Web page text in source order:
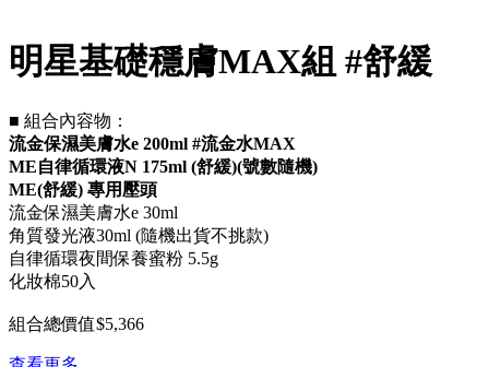
明星基礎穩膚MAX組 #舒緩
■ 組合內容物：
流金保濕美膚水e 200ml #流金水MAX
ME自律循環液N 175ml (舒緩)(號數隨機)
ME(舒緩) 專用壓頭
流金保濕美膚水e 30ml
角質發光液30ml (隨機出貨不挑款)
自律循環夜間保養蜜粉 5.5g
化妝棉50入
組合總價值$5,366